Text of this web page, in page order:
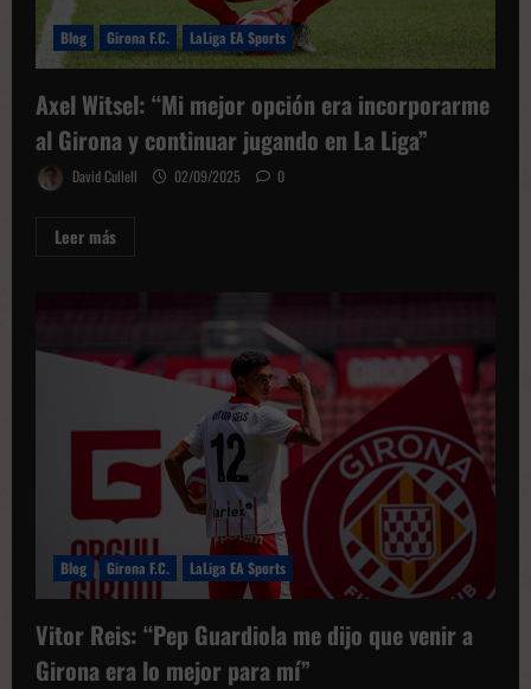
Blog Girona F.C. LaLiga EA Sports
Axel Witsel: “Mi mejor opción era incorporarme
al Girona y continuar jugando en La Liga”
David Cullell 02/09/2025 0
Leer másLeer
opción
era
incorporarme
y
continuar
jugando
en
La
Liga”
Blog Girona F.C. LaLiga EA Sports
Vitor Reis: “Pep Guardiola me dijo que venir a
Girona era lo mejor para mí”